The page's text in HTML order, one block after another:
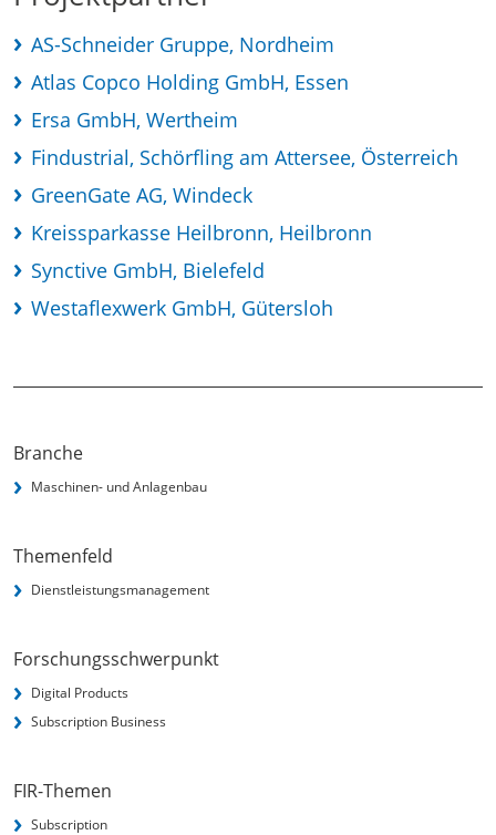
AS-Schneider Gruppe, Nordheim
Atlas Copco Holding GmbH, Essen
Ersa GmbH, Wertheim
Findustrial, Schörfling am Attersee, Österreich
GreenGate AG, Windeck
Kreissparkasse Heilbronn, Heilbronn
Synctive GmbH, Bielefeld
Westaflexwerk GmbH, Gütersloh
Branche
Maschinen- und Anlagenbau
Themenfeld
Dienstleistungsmanagement
Forschungsschwerpunkt
Digital Products
Subscription Business
FIR-Themen
Subscription